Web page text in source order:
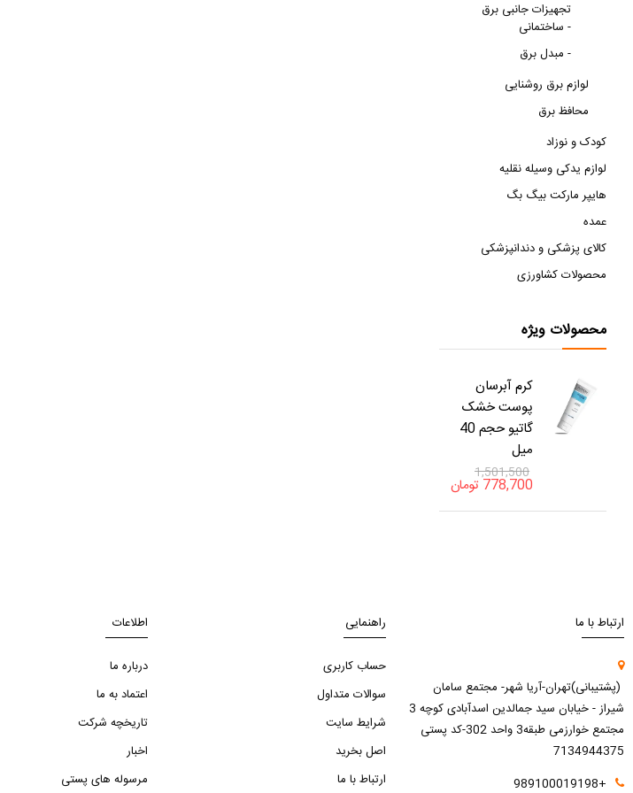
تجهیزات جانبی برق
ساختمانی -
مبدل برق -
لوازم برق روشنایی
محافظ برق
کودک و نوزاد
لوازم یدکی وسیله نقلیه
هایپر مارکت بیگ بگ
عمده
کالای پزشکی و دندانپزشکی
محصولات کشاورزی
محصولات ویژه
کرم آبرسان
پوست خشک
گاتیو حجم 40
میل
1,501,500
778,700 تومان
ارتباط با ما
(پشتیبانی)تهران-آریا شهر- مجتمع سامان
شیراز - خیابان سید جمالدین اسدآبادی کوچه 3
مجتمع خوارزمی طبقه3 واحد 302-کد پستی
7134944375
+989100019198
راهنمایی
حساب کاربری
سوالات متداول
شرایط سایت
اصل بخرید
ارتباط با ما
اطلاعات
درباره ما
اعتماد به ما
تاریخچه شرکت
اخبار
مرسوله های پستی